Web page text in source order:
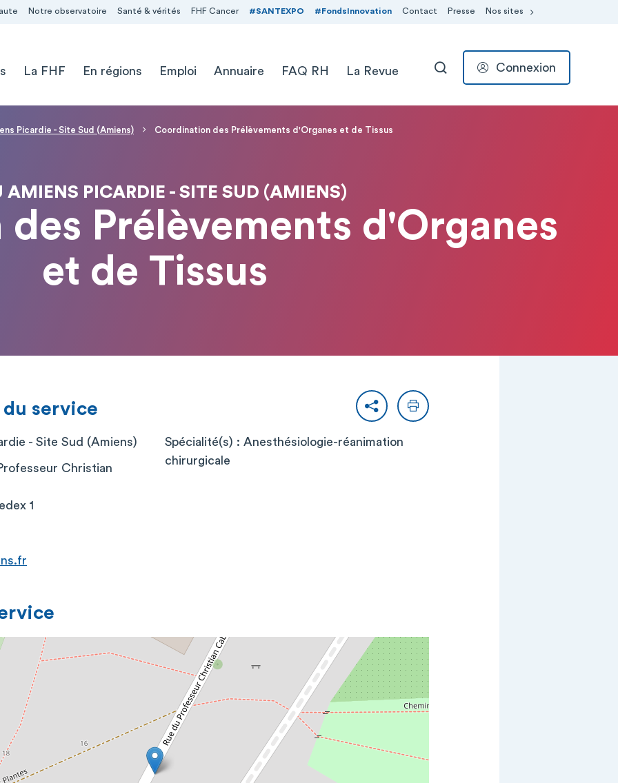
Notre observatoire Santé & vérités FHF Cancer #SANTEXPO #FondsInnovation Contact Presse Nos sites
La FHF En régions Emploi Annuaire FAQ RH La Revue RECHERCHER
Connexion
Picardie - Site Sud (Amiens) Coordination des Prélèvements d'Organes et de Tissus
AMIENS PICARDIE - SITE SUD (AMIENS)
Prélèvements d'Organes
et de Tissus
PartagerImprimer
service
- Site Sud (Amiens)
Christian
1
Spécialité(s) : Anesthésiologie-réanimation
chirurgicale